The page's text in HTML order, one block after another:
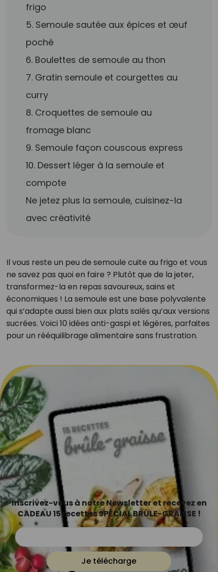
frigo
5. Semoule sautée aux épices et œuf
poché
6. Boulettes de semoule au thon
7. Gratin semoule et courgettes au
curry
8. Croquettes de semoule au
fromage blanc
9. Semoule façon couscous express
10. Dessert léger à la semoule et
compote
Ne jetez plus la semoule, cuisinez-la
avec créativité
Il vous reste un peu de semoule cuite au frigo et vous
ne savez pas quoi en faire ? Plutôt que de la jeter,
transformez-la en repas savoureux, sains et
économiques ! La semoule est une base polyvalente
qui s’adapte aussi bien aux plats salés qu’aux versions
sucrées. Voici 10 idées anti-gaspi et légères, parfaites
pour un rééquilibrage alimentaire sans frustration.
Inscrivez-vous à notre Newsletter et recevez en
CADEAU 15 recettes SPÉCIAL BRÛLE-GRAISSE !
Je télécharge